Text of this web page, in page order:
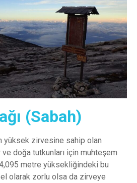
(Sabah)
yüksek zirvesine sahip olan
ve doğa tutkunları için muhteşem
metre yüksekliğindeki bu
olarak zorlu olsa da zirveye